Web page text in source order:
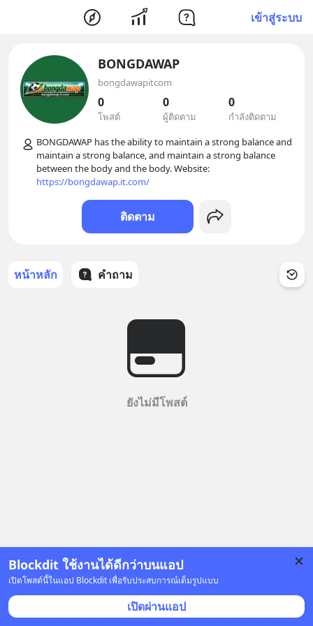
เข้าสู่ระบบ
Blockdit ใช้งานได้ดีกว่าบนแอป
เปิดโพสต์นี้ในแอป Blockdit เพื่อรับประสบการณ์เต็มรูปแบบ
เปิดผ่านแอป
BONGDAWAP
bongdawapitcom
0
โพสต์
0
ผู้ติดตาม
0
กำลังติดตาม
BONGDAWAP has the ability to maintain a strong balance and
maintain a strong balance, and maintain a strong balance
https://bongdawap.it.com/
ติดตาม
หน้าหลัก คำถาม
ยังไม่มีโพสต์